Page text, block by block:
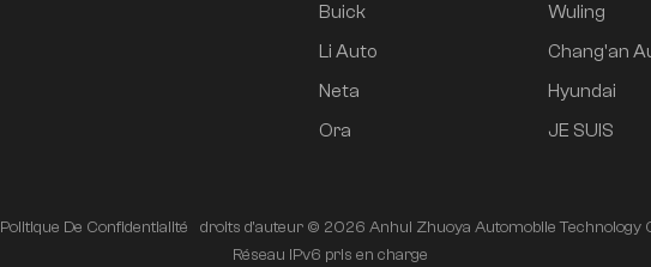
Buick
Li Auto
Neta
Ora
Wuling
Chang'an
Hyundai
JE SUIS
Politique De Confidentialité
droits d'auteur © 2026 Anhui Zhuoya Automobile Technology
Réseau IPv6 pris en charge